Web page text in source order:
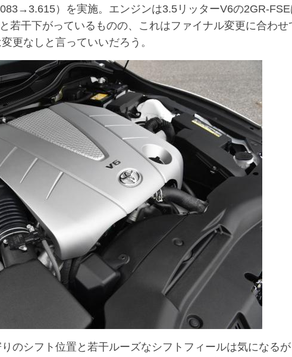
）を実施。エンジンは3.5リッターV6の2GR-
若干下がっているものの、これはファイナル変更に合わせ
更なしと言っていいだろう。
のシフト位置と若干ルーズなシフトフィールは気になる